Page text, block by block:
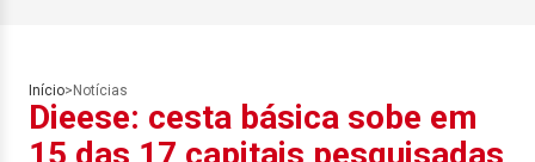
Início> Notícias
Dieese: cesta básica sobe em